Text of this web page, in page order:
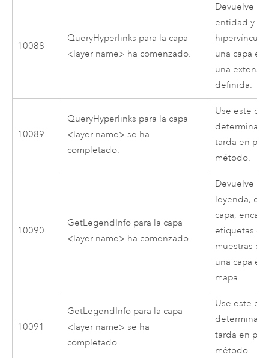
10088
QueryHyperlinks para la capa
<layer name> ha comenzado.
Devuelve la
entidad y la
hipervínculo
una capa
una
definida.
10089
QueryHyperlinks para la capa
<layer name> se ha
completado.
Use este
determinar
tarda en
método.
10090
GetLegendInfo para la capa
<layer name> ha comenzado.
Devuelve la
leyenda,
capa,
etiquetas
muestras
una capa
mapa.
10091
GetLegendInfo para la capa
<layer name> se ha
completado.
Use este
determinar
tarda en
método.